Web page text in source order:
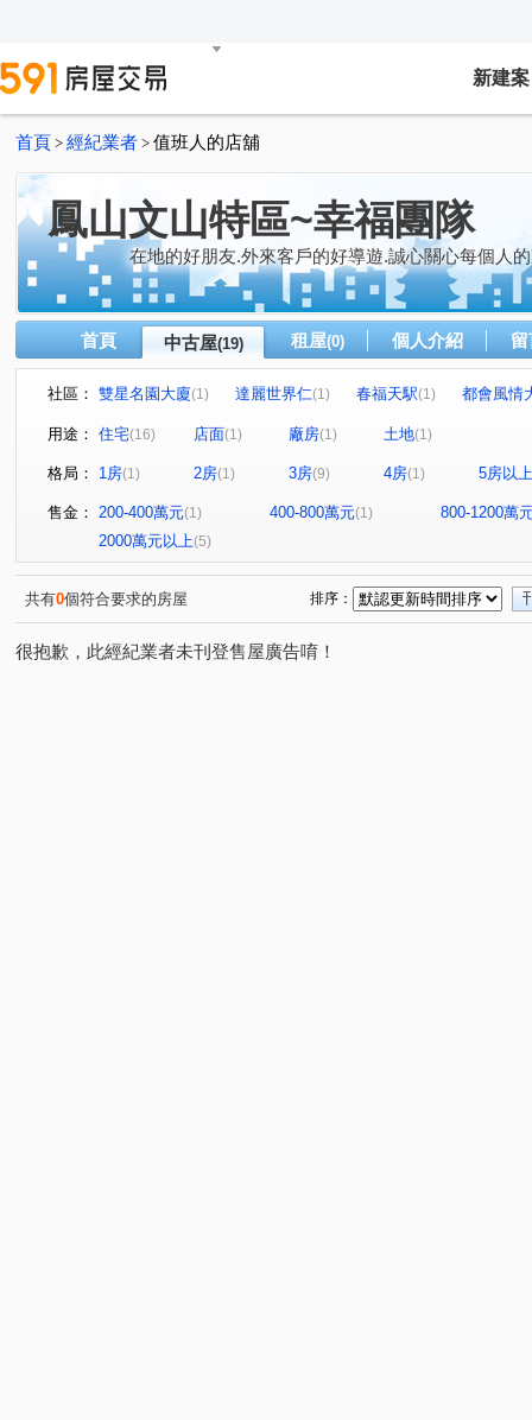
新建案
首頁 > 經紀業者 > 值班人的店舖
鳳山文山特區~幸福團隊
在地的好朋友.外來客戶的好導遊.誠心關心每個人
首頁 中古屋(19) 租屋(0) 個人介紹
社區： 雙星名園大廈(1) 達麗世界仁(1) 春福天駅(1)
都會風情
松鶴
捷運新都心六期 (1) 愛上城
廣東二街
太子路 拷潭路 真君路
中山東
文樂街(1) 光遠路 懷安街(1) 鳳學路 正忠路(1)
慈英街(1)
用途： 住宅(16) 店面(1) 廠房(1) 土地(1)
格局： 1房(1) 2房(1) 3房(9) 4房(1) 5房以上
售金： 200-400萬元(1) 400-800萬元(1)
800-1200萬
2000萬元以上(5)
共有0個符合要求的房屋 排序：
很抱歉，此經紀業者未刊登售屋廣告唷！